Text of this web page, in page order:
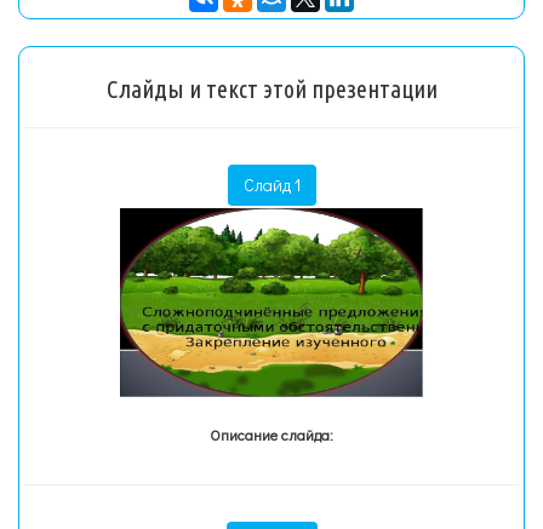
Слайды и текст этой презентации
Слайд 1
Описание слайда: